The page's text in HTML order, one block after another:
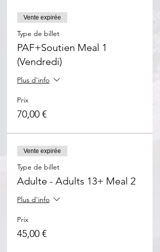
Vente expirée
Type de billet
PAF+Soutien Meal 1
(Vendredi)
Plus d'info
Prix
70,00 €
Vente expirée
Type de billet
Adulte - Adults 13+ Meal 2
Plus d'info
Prix
45,00 €